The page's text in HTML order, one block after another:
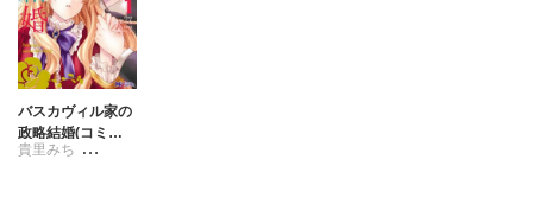
バスカヴィル家の
政略結婚(コミッ
ク)
貴里みち